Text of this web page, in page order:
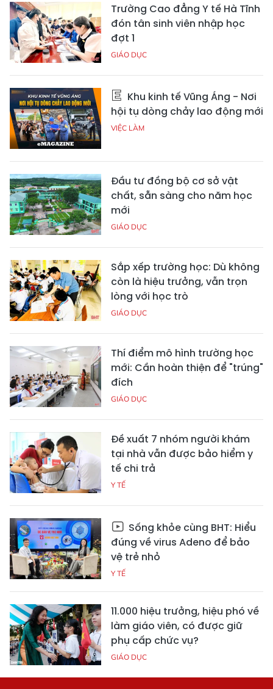
Trường Cao đẳng Y tế Hà Tĩnh
đón tân sinh viên nhập học
đợt 1
GIÁO DỤC
Khu kinh tế Vũng Áng - Nơi
hội tụ dòng chảy lao động mới
VIỆC LÀM
Đầu tư đồng bộ cơ sở vật
chất, sẵn sàng cho năm học
mới
GIÁO DỤC
Sắp xếp trường học: Dù không
còn là hiệu trưởng, vẫn trọn
lòng với học trò
GIÁO DỤC
Thí điểm mô hình trường học
mới: Cần hoàn thiện để "trúng"
đích
GIÁO DỤC
Đề xuất 7 nhóm người khám
tại nhà vẫn được bảo hiểm y
tế chi trả
Y TẾ
Sống khỏe cùng BHT: Hiểu
đúng về virus Adeno để bảo
vệ trẻ nhỏ
Y TẾ
11.000 hiệu trưởng, hiệu phó về
làm giáo viên, có được giữ
phụ cấp chức vụ?
GIÁO DỤC